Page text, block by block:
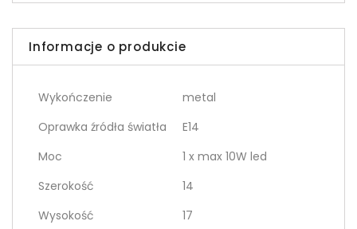
Informacje o produkcie
Wykończenie
metal
Oprawka źródła światła
E14
Moc
1 x max 10W led
Szerokość
14
Wysokość
17